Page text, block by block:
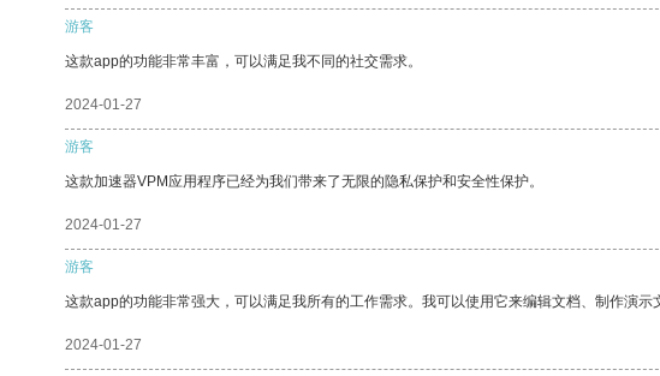
游客
这款app的功能非常丰富，可以满足我不同的社交需求。
2024-01-27
游客
这款加速器VPM应用程序已经为我们带来了无限的隐私保护和安全性保护。
2024-01-27
游客
这款app的功能非常强大，可以满足我所有的工作需求。我可以使用它来编辑文档、制作演示
2024-01-27